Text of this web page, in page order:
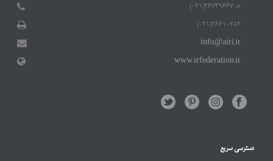
۲۶۷۴۹۶۶۷-۸(۰۲۱)
۲۶۶۱۰۲۸۲(۰۲۱)
info@airi.ir
www.irfederation.ir
دسترسی سریع